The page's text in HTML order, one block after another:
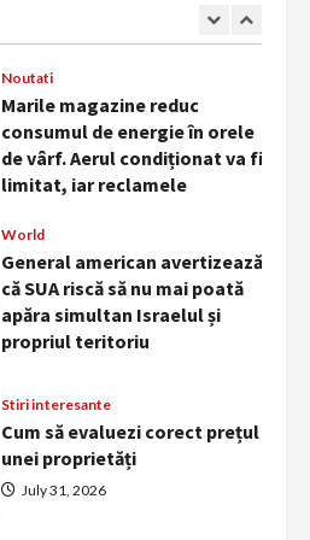
intervenție medicală imediată
Noutati
Marile magazine reduc
consumul de energie în orele
de vârf. Aerul condiționat va fi
limitat, iar reclamele
noaptea
August 5, 2026
World
General american avertizează
că SUA riscă să nu mai poată
apăra simultan Israelul și
propriul teritoriu
Stiri interesante
Cum să evaluezi corect prețul
unei proprietăți
July 31, 2026